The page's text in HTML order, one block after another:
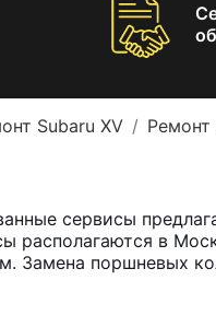
Subaru XV Ремонт
сервисы
располагаются в
Замена поршневых